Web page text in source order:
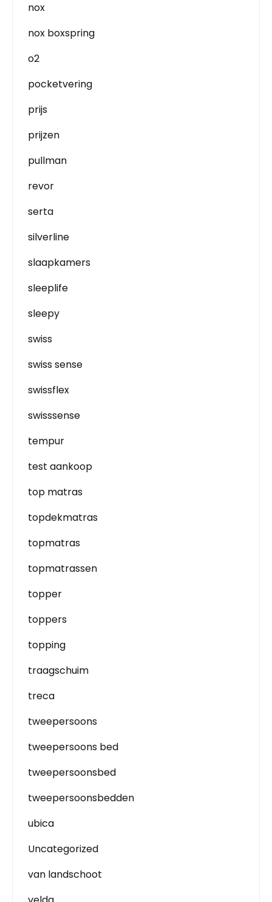
nox
nox boxspring
o2
pocketvering
prijs
prijzen
pullman
revor
serta
silverline
slaapkamers
sleeplife
sleepy
swiss
swiss sense
swissflex
swisssense
tempur
test aankoop
top matras
topdekmatras
topmatras
topmatrassen
topper
toppers
topping
traagschuim
treca
tweepersoons
tweepersoons bed
tweepersoonsbed
tweepersoonsbedden
ubica
Uncategorized
van landschoot